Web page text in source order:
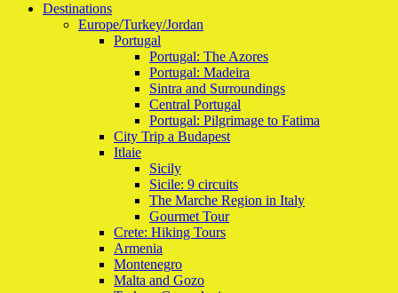
Destinations
Europe/Turkey/Jordan
Portugal
Portugal: The Azores
Portugal: Madeira
Sintra and Surroundings
Central Portugal
Portugal: Pilgrimage to Fatima
City Trip a Budapest
Itlaie
Sicily
Sicile: 9 circuits
The Marche Region in Italy
Gourmet Tour
Crete: Hiking Tours
Armenia
Montenegro
Malta and Gozo